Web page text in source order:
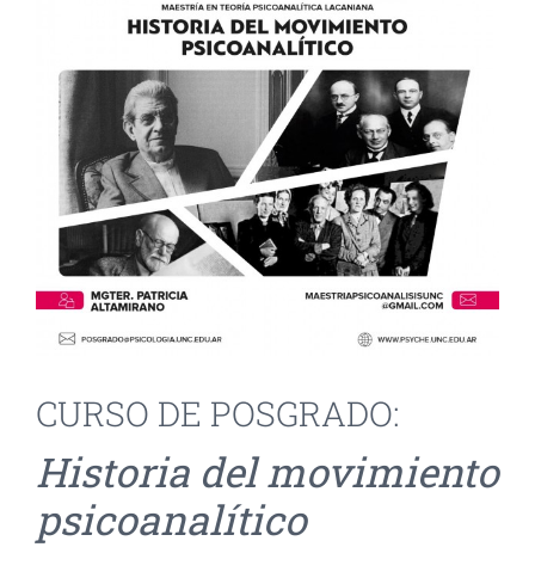
INVESTIGACIÓN Y EVENTOS
TESIS
GALERÍA DE FOTOS
NOVEDADES
CONTACTO
CURSO DE POSGRADO:
Historia del movimiento
psicoanalítico